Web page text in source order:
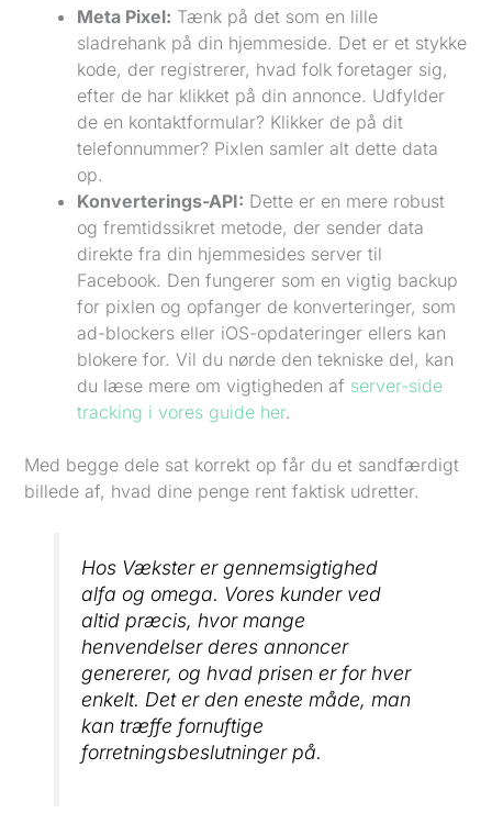
Meta Pixel: Tænk på det som en lille
sladrehank på din hjemmeside. Det er et stykke
kode, der registrerer, hvad folk foretager sig,
efter de har klikket på din annonce. Udfylder
de en kontaktformular? Klikker de på dit
telefonnummer? Pixlen samler alt dette data
op.
Konverterings-API: Dette er en mere robust
og fremtidssikret metode, der sender data
direkte fra din hjemmesides server til
Facebook. Den fungerer som en vigtig backup
for pixlen og opfanger de konverteringer, som
ad-blockers eller iOS-opdateringer ellers kan
blokere for. Vil du nørde den tekniske del, kan
du læse mere om vigtigheden af server-side
tracking i vores guide her.
Med begge dele sat korrekt op får du et sandfærdigt
billede af, hvad dine penge rent faktisk udretter.
Hos Vækster er gennemsigtighed
alfa og omega. Vores kunder ved
altid præcis, hvor mange
henvendelser deres annoncer
genererer, og hvad prisen er for hver
enkelt. Det er den eneste måde, man
kan træffe fornuftige
forretningsbeslutninger på.